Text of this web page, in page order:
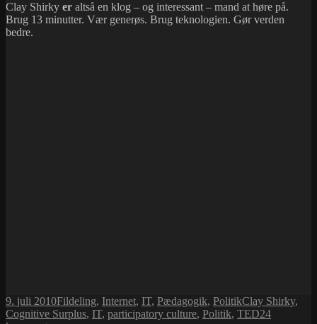
Clay Shirky er altså en klog – og interessant – mand at høre på.
Brug 13 minutter. Vær generøs. Brug teknologien. Gør verden
bedre.
Udgivet
i
9. juli 2010Kategorier
Fildeling, Internet, IT, Pædagogik, PolitikTags
Clay Shirky,
Cognitive Surplus, IT, participatory culture, Politik, TED24